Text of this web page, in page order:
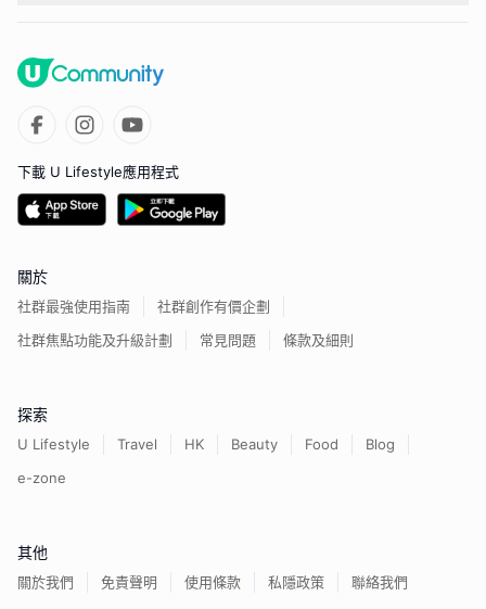
下載 U Lifestyle應用程式
關於
社群最強使用指南
社群創作有價企劃
社群焦點功能及升級計劃
常見問題 條款及細則
探索
U Lifestyle Travel HK Beauty Food
Blog
e-zone
其他
關於我們 免責聲明 使用條款 私隱政策 聯絡我們